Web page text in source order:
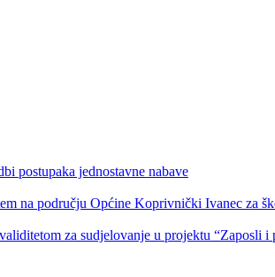
postupaka jednostavne nabave
na području Općine Koprivnički Ivanec za
za sudjelovanje u projektu “Zaposli i